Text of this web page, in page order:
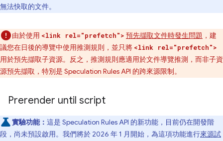
無法快取的文件。
由於使用 <link rel="prefetch"> 預先擷取文件時發生問題 ，建
議您在日後的導覽中使用推測規則，並只將 <link rel="prefetch">
用於預先擷取子資源。反之，推測規則應適用於文件導覽推測，而非子資
源預先擷取，特別是 Speculation Rules API 的跨來源限制。
Prerender until script
實驗功能： 這是 Speculation Rules API 的新功能，目前仍在開發階
段，尚未預設啟用。我們將於 2026 年 1 月開始，為這項功能進行來源試